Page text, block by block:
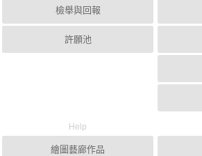
檢舉與回報
許願池
Help
繪圖藝廊作品